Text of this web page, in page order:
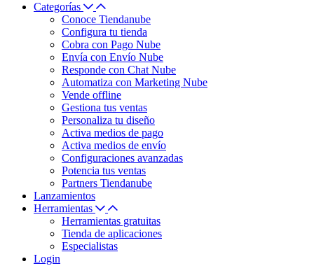
Categorías
Conoce Tiendanube
Configura tu tienda
Cobra con Pago Nube
Envía con Envío Nube
Responde con Chat Nube
Automatiza con Marketing Nube
Vende offline
Gestiona tus ventas
Personaliza tu diseño
Activa medios de pago
Activa medios de envío
Configuraciones avanzadas
Potencia tus ventas
Partners Tiendanube
Lanzamientos
Herramientas
Herramientas gratuitas
Tienda de aplicaciones
Especialistas
Login